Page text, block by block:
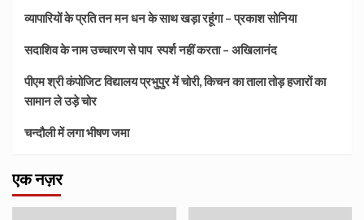
व्यापारियों के प्रति तन मन धन के साथ खड़ा रहूंगा – प्रकाश सोनिया
सदाशिव के नाम उच्चारण से पाप स्पर्श नहीं करता – अखिलानंद
पीएम श्री कंपोजिट विद्यालय प्रभुपुर में चोरी, किचन का ताला तोड़ हजारों का
सामान ले उड़े चोर
चन्दौली में लगा भीषण जमा
एक नज़र